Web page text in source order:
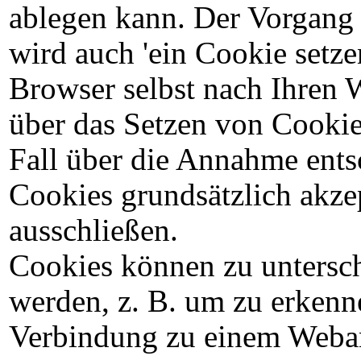
ablegen kann. Der
wird auch 'ein Cookie
Browser selbst nach Ihren
über das Setzen von
Fall über die Annahme
Cookies grundsätzlich
ausschließen.
Cookies können zu
werden, z. B. um zu
Verbindung zu einem